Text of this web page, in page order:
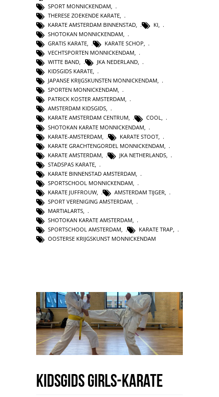
SPORT MONNICKENDAM
THERESE ZOEKENDE KARATE
KARATE AMSTERDAM BINNENSTAD
KI
SHOTOKAN MONNICKENDAM
GRATIS KARATE
KARATE SCHOP
VECHTSPORTEN MONNICKENDAM,
WITTE BAND, JKA NEDERLAND,
KIDSGIDS KARATE,
JAPANSE KRIJGSKUNSTEN MONNICKENDAM,
SPORTEN MONNICKENDAM,
PATRICK KOSTER AMSTERDAM,
AMSTERDAM KIDSGIDS,
KARATE AMSTERDAM CENTRUM, COOL,
SHOTOKAN KARATE MONNICKENDAM
KARATE-AMSTERDAM
KARATE STOOT
KARATE GRACHTENGORDEL MONNICKENDAM
KARATE AMSTERDAM
JKA NETHERLANDS
STADSPAS KARATE
KARATE BINNENSTAD AMSTERDAM
SPORTSCHOOL MONNICKENDAM
KARATE JUFFROUW
AMSTERDAM TIJGER
SPORT VERENIGING AMSTERDAM,
MARTIALARTS,
SHOTOKAN KARATE AMSTERDAM,
SPORTSCHOOL AMSTERDAM, KARATE TRAP,
OOSTERSE KRIJGSKUNST MONNICKENDAM
Kidsgids Girls-Karate